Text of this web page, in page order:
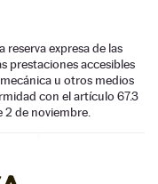
reserva expresa de las
prestaciones accesibles
u otros medios
con el artículo 67.3
2 de noviembre.